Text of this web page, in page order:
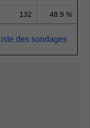
132 48.9 %
Liste des sondages